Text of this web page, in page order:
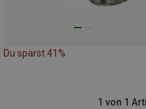
Du sparst 41%
1 von 1